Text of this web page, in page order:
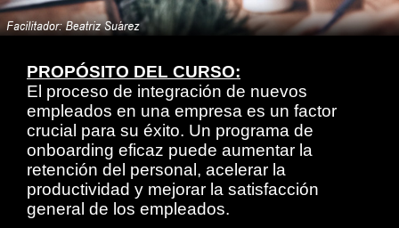
PROPÓSITO DEL CURSO:
El proceso de integración de nuevos
empleados en una empresa es un factor
crucial para su éxito. Un programa de
onboarding eficaz puede aumentar la
retención del personal, acelerar la
productividad y mejorar la satisfacción
general de los empleados.